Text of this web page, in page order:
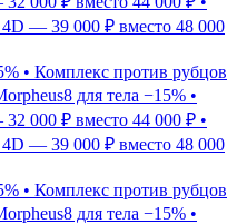
— 39 000 ₽ вместо 48 000
• Комплекс против рубцов
для тела −15% •
000 ₽ вместо 44 000 ₽ •
— 39 000 ₽ вместо 48 000
• Комплекс против рубцов
для тела −15% •